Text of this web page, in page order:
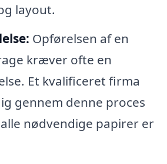
layout.
Opførelsen af en
kræver ofte en
Et kvalificeret firma
gennem denne proces
nødvendige papirer er